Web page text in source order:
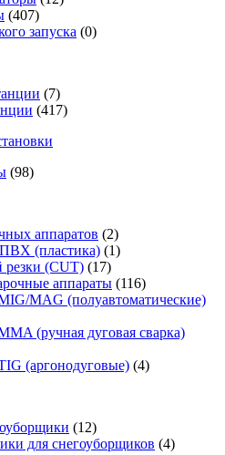
(407)
запуска (0)
(7)
(417)
(98)
аппаратов (2)
(пластика) (1)
резки (CUT) (17)
аппараты (116)
MAG (полуавтоматические)
(ручная дуговая сварка)
(аргонодуговые) (4)
(12)
для снегоуборщиков (4)